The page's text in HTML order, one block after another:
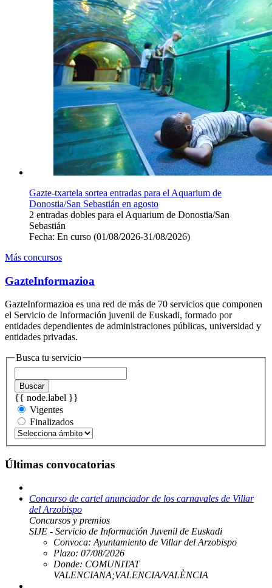
Gazte-txartela sortea entradas para el Aquarium de
Donostia/San Sebastián en agosto
2 entradas dobles para el Aquarium de Donostia/San
Sebastián
Fecha: En curso (01/08/2026-31/08/2026)
Más concursos
GazteInformazioa
GazteInformazioa es una red de más de 70 servicios que componen
el Servicio de Información juvenil de Euskadi, formado por
entidades dependientes de administraciones públicas, universidad y
entidades privadas.
Busca tu servicio
Buscar
{{ node.label }}
Vigentes
Finalizados
Últimas convocatorias
Concurso de cartel anunciador de los carnavales de Villar
del Arzobispo
Concursos y premios
SIJE - Servicio de Información Juvenil de Euskadi
Convoca: Ayuntamiento de Villar del Arzobispo
Plazo: 07/08/2026
Donde: COMUNITAT
VALENCIANA;VALENCIA/VALÈNCIA